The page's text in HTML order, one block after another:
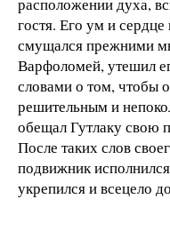
гостя. Его ум и
смущался прежними
Варфоломей, утешил
словами о том, чтобы
решительным и
обещал Гутлаку свою
После таких слов
подвижник
укрепился и всецело